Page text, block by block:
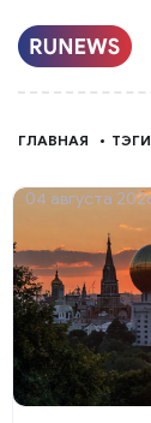
НАС
ГЛАВНАЯ ТЭГИ
04 августа